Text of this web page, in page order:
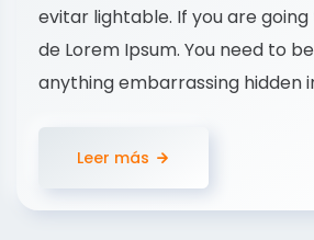
evitar lightable. If you are going
de Lorem Ipsum. You need to
anything embarrassing hidden
Leer más